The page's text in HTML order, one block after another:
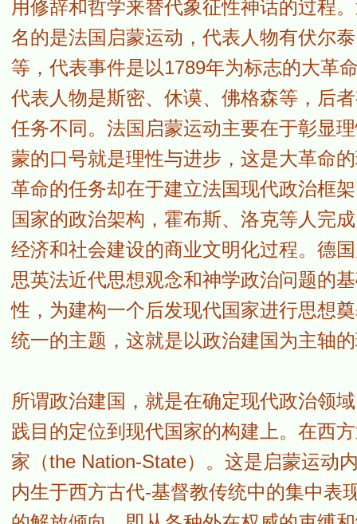
用修辞和哲学来替代象征性神话的过程
名的是法国启蒙运动，代表人物有伏尔
等，代表事件是以1789年为标志的大革
代表人物是斯密、休谟、佛格森等，后
任务不同。法国启蒙运动主要在于彰显
蒙的口号就是理性与进步，这是大革命
革命的任务却在于建立法国现代政治框
国家的政治架构，霍布斯、洛克等人完
经济和社会建设的商业文明化过程。德
思英法近代思想观念和神学政治问题的
性，为建构一个后发现代国家进行思想
统一的主题，这就是以政治建国为主轴
所谓政治建国，就是在确定现代政治领
践目的定位到现代国家的构建上。在西
家（the Nation-State）。这是启蒙运动
内生于西方古代-基督教传统中的集中表